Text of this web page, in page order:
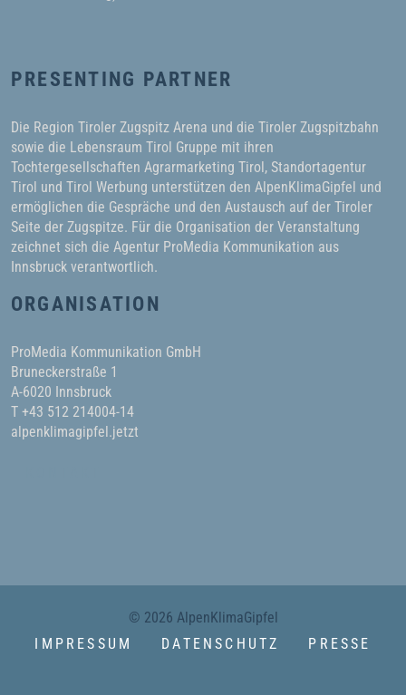
PRESENTING PARTNER
Die Region Tiroler Zugspitz Arena und die Tiroler Zugspitzbahn
sowie die Lebensraum Tirol Gruppe mit ihren
Tochtergesellschaften Agrarmarketing Tirol, Standortagentur
Tirol und Tirol Werbung unterstützen den AlpenKlimaGipfel und
ermöglichen die Gespräche und den Austausch auf der Tiroler
Seite der Zugspitze. Für die Organisation der Veranstaltung
zeichnet sich die Agentur ProMedia Kommunikation aus
Innsbruck verantwortlich.
ORGANISATION
ProMedia Kommunikation GmbH
Bruneckerstraße 1
A-6020 Innsbruck
T +43 512 214004-14
alpenklimagipfel.jetzt
© 2026 AlpenKlimaGipfel
IMPRESSUM
DATENSCHUTZ PRESSE